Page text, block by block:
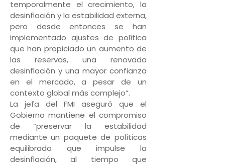
temporalmente el crecimiento, la
desinflación y la estabilidad externa,
pero desde entonces se han
implementado ajustes de política
que han propiciado un aumento de
las reservas, una renovada
desinflación y una mayor confianza
en el mercado, a pesar de un
contexto global más complejo”.
La jefa del FMI aseguró que el
Gobierno mantiene el compromiso
de “preservar la estabilidad
mediante un paquete de políticas
equilibrado que impulse la
desinflación, al tiempo que